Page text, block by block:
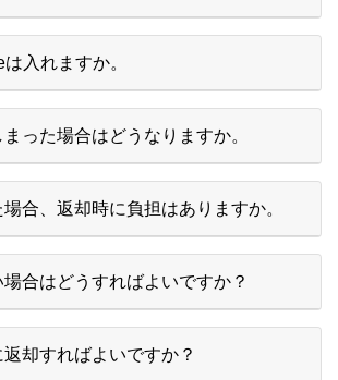
入れますか。
った場合はどうなりますか。
合、返却時に負担はありますか。
合はどうすればよいですか？
却すればよいですか？